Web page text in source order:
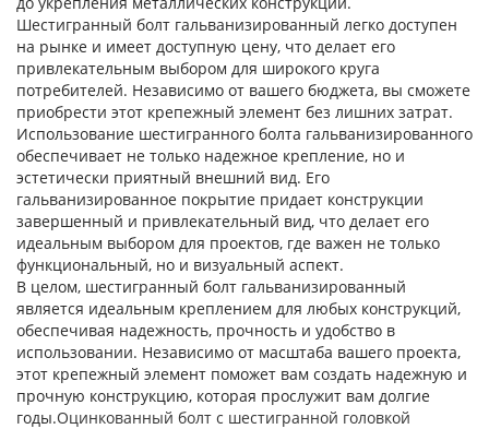
Шестигранный болт гальванизированный легко доступен
на рынке и имеет доступную цену, что делает его
привлекательным выбором для широкого круга
потребителей. Независимо от вашего бюджета, вы сможете
приобрести этот крепежный элемент без лишних затрат.
Использование шестигранного болта гальванизированного
обеспечивает не только надежное крепление, но и
эстетически приятный внешний вид. Его
гальванизированное покрытие придает конструкции
завершенный и привлекательный вид, что делает его
идеальным выбором для проектов, где важен не только
функциональный, но и визуальный аспект.
В целом, шестигранный болт гальванизированный
является идеальным креплением для любых конструкций,
обеспечивая надежность, прочность и удобство в
использовании. Независимо от масштаба вашего проекта,
этот крепежный элемент поможет вам создать надежную и
прочную конструкцию, которая прослужит вам долгие
годы.Оцинкованный болт с шестигранной головкой